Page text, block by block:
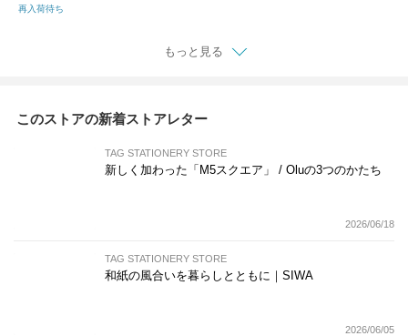
再入荷待ち
もっと見る
このストアの新着ストアレター
TAG STATIONERY STORE
新しく加わった「M5スクエア」 / Oluの3つのかたち
2026/06/18
TAG STATIONERY STORE
和紙の風合いを暮らしとともに｜SIWA
2026/06/05